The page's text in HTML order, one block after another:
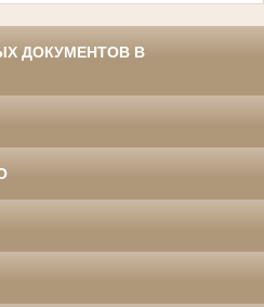
ДОКУМЕНТОВ В